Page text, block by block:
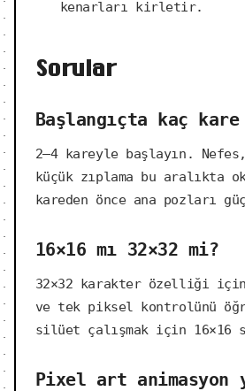
kenarları kirletir.
Sorular
Başlangıçta kaç
2–4 kareyle başlayın.
küçük zıplama bu aralıkta
kareden önce ana pozları
16×16 mı 32×32 mi?
32×32 karakter özelliği
ve tek piksel kontrolünü
silüet çalışmak için 16×16
Pixel art animasyon